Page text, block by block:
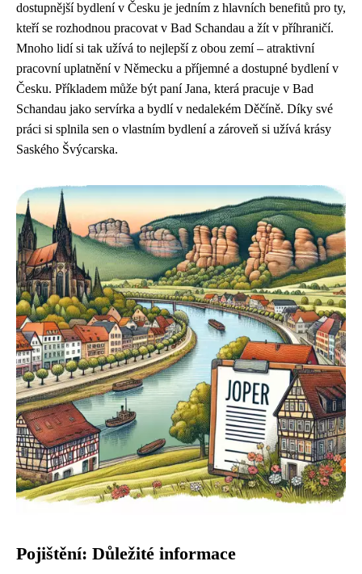
dostupnější bydlení v Česku je jedním z hlavních benefitů pro ty,
kteří se rozhodnou pracovat v Bad Schandau a žít v příhraničí.
Mnoho lidí si tak užívá to nejlepší z obou zemí – atraktivní
pracovní uplatnění v Německu a příjemné a dostupné bydlení v
Česku. Příkladem může být paní Jana, která pracuje v Bad
Schandau jako servírka a bydlí v nedalekém Děčíně. Díky své
práci si splnila sen o vlastním bydlení a zároveň si užívá krásy
Saského Švýcarska.
Pojištění: Důležité informace